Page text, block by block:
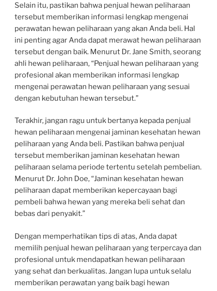
Selain itu, pastikan bahwa penjual hewan peliharaan
tersebut memberikan informasi lengkap mengenai
perawatan hewan peliharaan yang akan Anda beli. Hal
ini penting agar Anda dapat merawat hewan peliharaan
tersebut dengan baik. Menurut Dr. Jane Smith, seorang
ahli hewan peliharaan, “Penjual hewan peliharaan yang
profesional akan memberikan informasi lengkap
mengenai perawatan hewan peliharaan yang sesuai
dengan kebutuhan hewan tersebut.”
Terakhir, jangan ragu untuk bertanya kepada penjual
hewan peliharaan mengenai jaminan kesehatan hewan
peliharaan yang Anda beli. Pastikan bahwa penjual
tersebut memberikan jaminan kesehatan hewan
peliharaan selama periode tertentu setelah pembelian.
Menurut Dr. John Doe, “Jaminan kesehatan hewan
peliharaan dapat memberikan kepercayaan bagi
pembeli bahwa hewan yang mereka beli sehat dan
bebas dari penyakit.”
Dengan memperhatikan tips di atas, Anda dapat
memilih penjual hewan peliharaan yang terpercaya dan
profesional untuk mendapatkan hewan peliharaan
yang sehat dan berkualitas. Jangan lupa untuk selalu
memberikan perawatan yang baik bagi hewan